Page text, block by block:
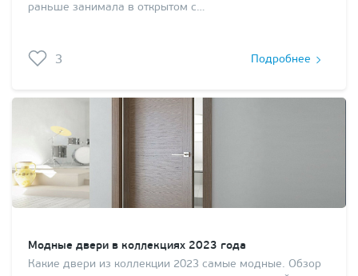
раньше занимала в открытом с…
3 Подробнее
Модные двери в коллекциях 2023 года
Какие двери из коллекции 2023 самые модные. Обзор